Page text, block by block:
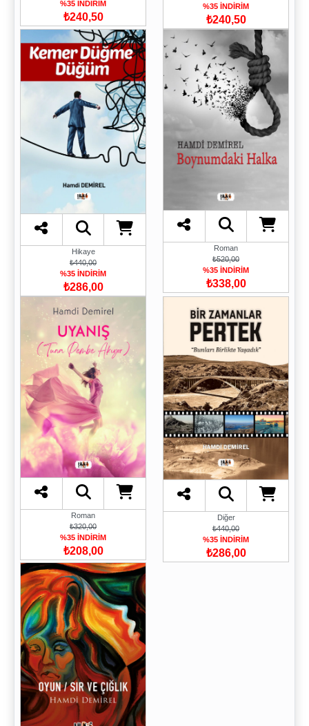
%35 İNDİRİM
₺240,50
%35 İNDİRİM
₺240,50
Hikaye
₺440,00
%35 İNDİRİM
₺286,00
Roman
₺520,00
%35 İNDİRİM
₺338,00
Roman
₺320,00
%35 İNDİRİM
₺208,00
Diğer
₺440,00
%35 İNDİRİM
₺286,00